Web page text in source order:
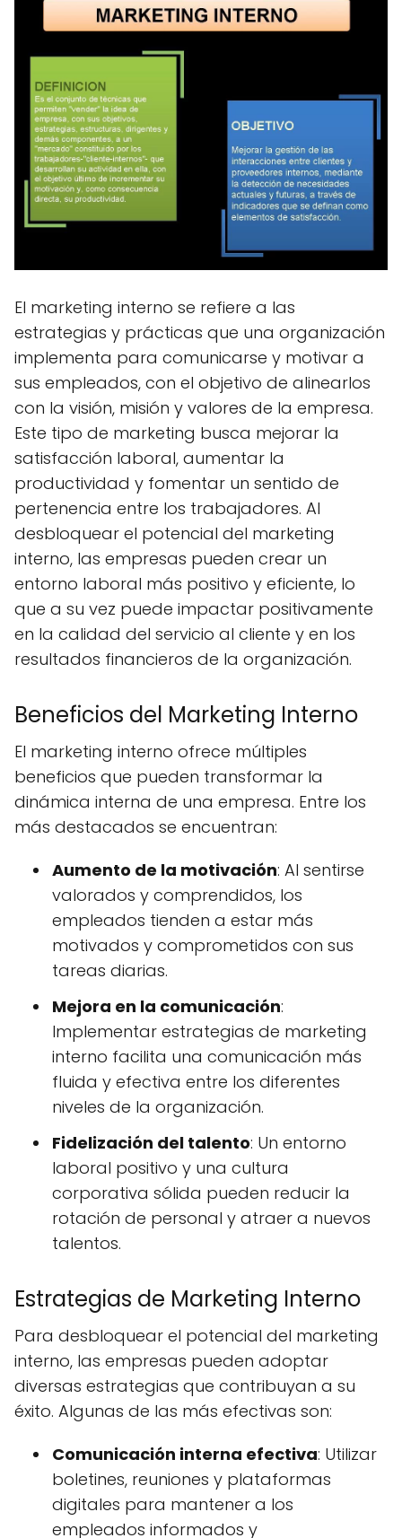
El marketing interno se refiere a las
estrategias y prácticas que una organización
implementa para comunicarse y motivar a
sus empleados, con el objetivo de alinearlos
con la visión, misión y valores de la empresa.
Este tipo de marketing busca mejorar la
satisfacción laboral, aumentar la
productividad y fomentar un sentido de
pertenencia entre los trabajadores. Al
desbloquear el potencial del marketing
interno, las empresas pueden crear un
entorno laboral más positivo y eficiente, lo
que a su vez puede impactar positivamente
en la calidad del servicio al cliente y en los
resultados financieros de la organización.
Beneficios del Marketing Interno
El marketing interno ofrece múltiples
beneficios que pueden transformar la
dinámica interna de una empresa. Entre los
más destacados se encuentran:
Aumento de la motivación: Al sentirse
valorados y comprendidos, los
empleados tienden a estar más
motivados y comprometidos con sus
tareas diarias.
Mejora en la comunicación:
Implementar estrategias de marketing
interno facilita una comunicación más
fluida y efectiva entre los diferentes
niveles de la organización.
Fidelización del talento: Un entorno
laboral positivo y una cultura
corporativa sólida pueden reducir la
rotación de personal y atraer a nuevos
talentos.
Estrategias de Marketing Interno
Para desbloquear el potencial del marketing
interno, las empresas pueden adoptar
diversas estrategias que contribuyan a su
éxito. Algunas de las más efectivas son:
Comunicación interna efectiva: Utilizar
boletines, reuniones y plataformas
digitales para mantener a los
empleados informados y